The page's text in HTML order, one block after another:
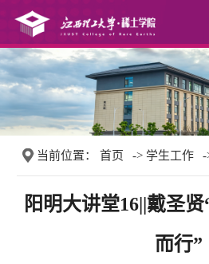
当前位置： 首页 -> 学生工作 -
阳明大讲堂16||戴圣
而行”